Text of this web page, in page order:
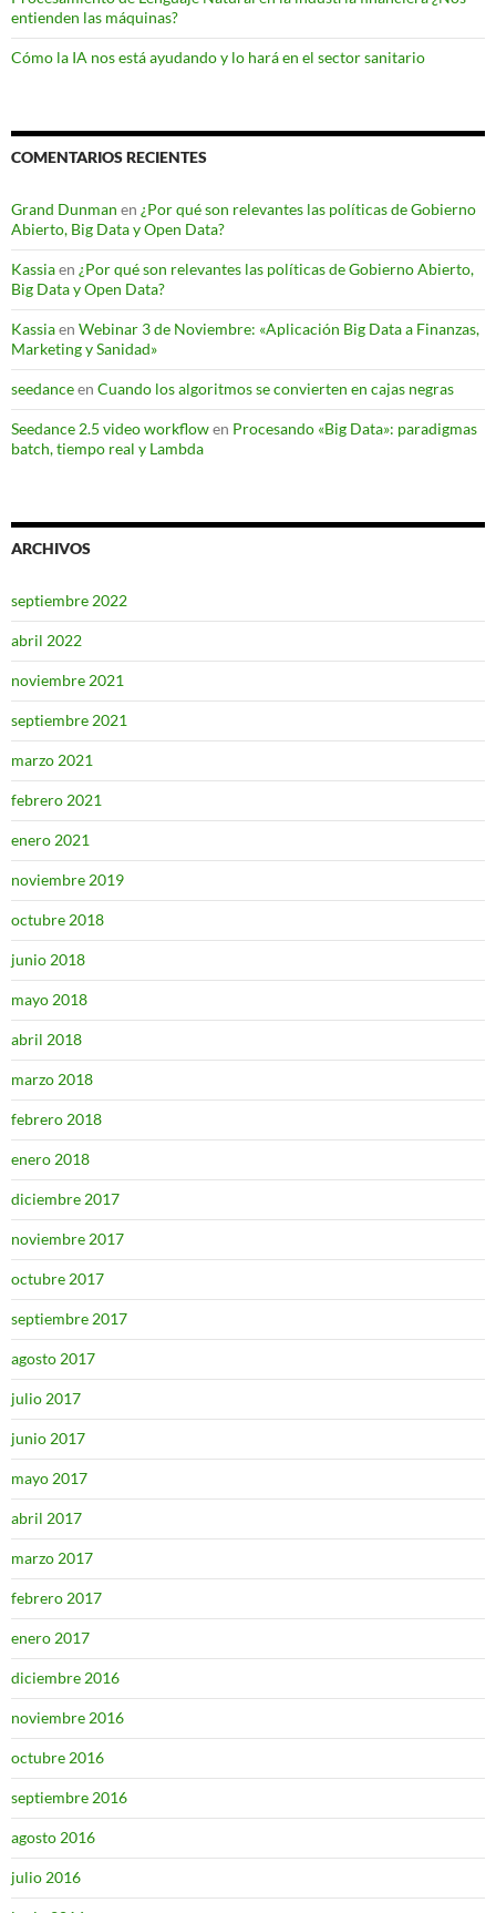
entienden las máquinas?
Cómo la IA nos está ayudando y lo hará en el sector sanitario
COMENTARIOS RECIENTES
Grand Dunman en ¿Por qué son relevantes las políticas de Gobierno
Abierto, Big Data y Open Data?
Kassiaen ¿Por qué son relevantes las políticas de Gobierno Abierto,
Big Data y Open Data?
Kassiaen Webinar 3 de Noviembre: «Aplicación Big Data a Finanzas,
Marketing y Sanidad»
seedanceen Cuando los algoritmos se convierten en cajas negras
Seedance 2.5 video workflowen Procesando «Big Data»: paradigmas
batch, tiempo real y Lambda
ARCHIVOS
septiembre 2022
abril 2022
noviembre 2021
septiembre 2021
marzo 2021
febrero 2021
enero 2021
noviembre 2019
octubre 2018
junio 2018
mayo 2018
abril 2018
marzo 2018
febrero 2018
enero 2018
diciembre 2017
noviembre 2017
octubre 2017
septiembre 2017
agosto 2017
julio 2017
junio 2017
mayo 2017
abril 2017
marzo 2017
febrero 2017
enero 2017
diciembre 2016
noviembre 2016
octubre 2016
septiembre 2016
agosto 2016
julio 2016